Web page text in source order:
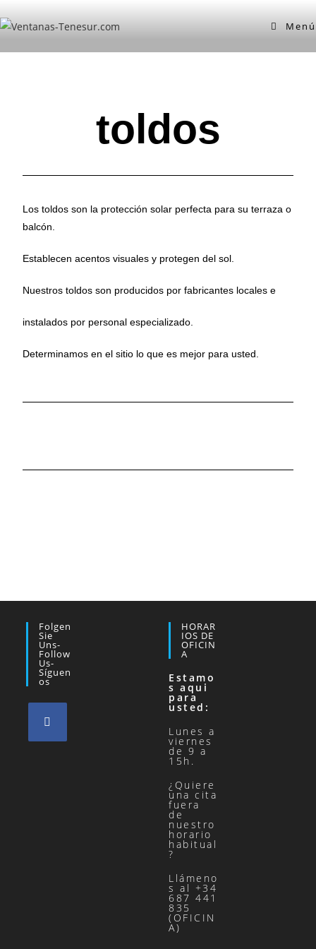
Menú
toldos
Los toldos son la protección solar perfecta para su terraza o
balcón.
Establecen acentos visuales y protegen del sol.
Nuestros toldos son producidos por fabricantes locales e
instalados por personal especializado.
Determinamos en el sitio lo que es mejor para usted.
Folgen
Sie
Uns-
Follow
Us-
Síguen
Os
HORAR
IOS DE
OFICIN
A
Estamo
s aqui
para
usted:
Lunes a
viernes
de 9 a
15h.
¿Quiere
una cita
fuera
de
nuestro
horario
habitual
?
Llámeno
s al +34
687 441
835
(OFICIN
A)